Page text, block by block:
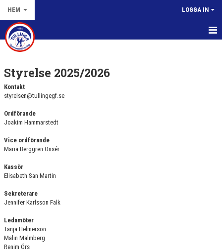
HEM LOGGA IN
HEM
NYHETER
OM TULLINGE GF
DOKUMENT
HISTORIA
KONTAKT
KALENDER
VÅRA LAG/TRÄNARE
AVGIFTER
Styrelse 2025/2026
Kontakt
styrelsen@tullingegf.se
Ordförande
Joakim Hammarstedt
Vice ordförande
Maria Berggren Onsér
Kassör
Elisabeth San Martin
Sekreterare
Jennifer Karlsson Falk
Ledamöter
Tanja Helmerson
Malin Malmberg
Renim Örs